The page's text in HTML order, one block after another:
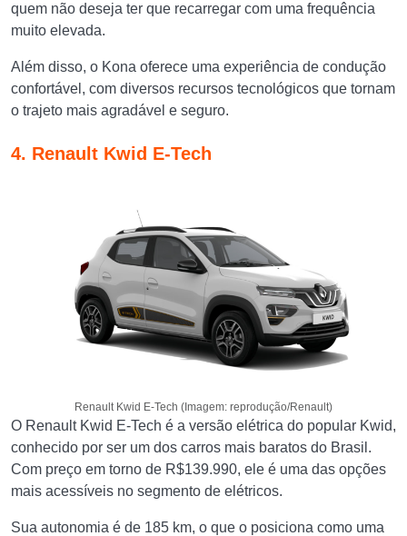
quem não deseja ter que recarregar com uma frequência
muito elevada.
Além disso, o Kona oferece uma experiência de condução
confortável, com diversos recursos tecnológicos que tornam
o trajeto mais agradável e seguro.
4. Renault Kwid E-Tech
Renault Kwid E-Tech (Imagem: reprodução/Renault)
O Renault Kwid E-Tech é a versão elétrica do popular Kwid,
conhecido por ser um dos carros mais baratos do Brasil.
Com preço em torno de R$139.990, ele é uma das opções
mais acessíveis no segmento de elétricos.
Sua autonomia é de 185 km, o que o posiciona como uma